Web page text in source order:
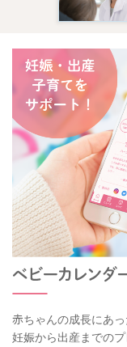
赤ちゃんの成長にあ
妊娠から出産までの